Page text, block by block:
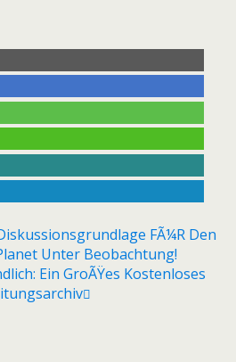
FÃ¼r Den
Unter Beobachtung!
Ein GroÃŸes Kostenloses